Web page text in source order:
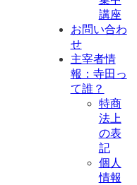
講座
お問い合わ
せ
主宰者情
報：寺田っ
て誰？
特商
法上
の表
記
個人
情報